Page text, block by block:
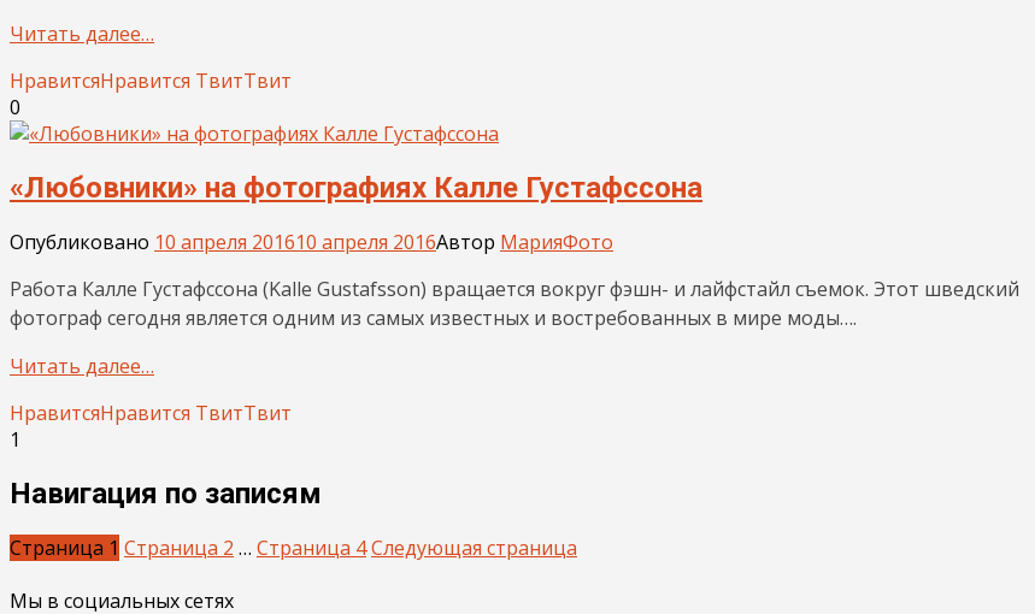
Читать далее…
НравитсяНравится ТвитТвит
0
«Любовники» на фотографиях Калле Густафссона
Опубликовано 10 апреля 201610 апреля 2016Автор МарияФото
Работа Калле Густафссона (Kalle Gustafsson) вращается вокруг фэшн- и лайфстайл съемок. Этот шведский
фотограф сегодня является одним из самых известных и востребованных в мире моды….
Читать далее…
НравитсяНравится ТвитТвит
1
Навигация по записям
Страница 1 Страница 2 … Страница 4Следующая страница
Мы в социальных сетях